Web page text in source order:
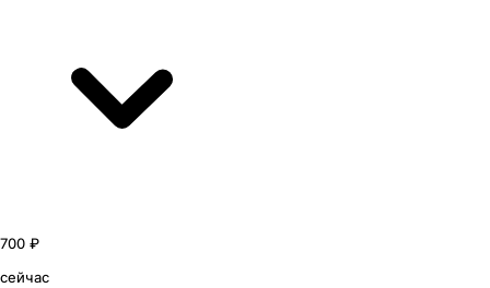
700 ₽
сейчас